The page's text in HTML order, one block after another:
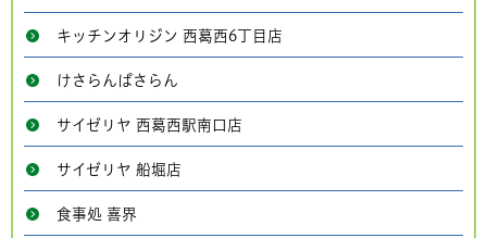
キッチンオリジン 西葛西6丁目店
けさらんぱさらん
サイゼリヤ 西葛西駅南口店
サイゼリヤ 船堀店
食事処 喜界